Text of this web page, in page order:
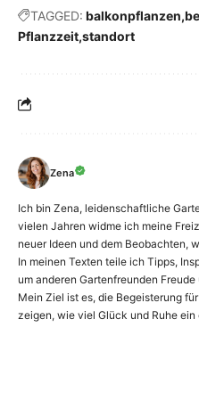
TAGGED: balkonpflanzen
Pflanzzeit standort
Zena
Ich bin Zena, leidenschaftliche
vielen Jahren widme ich meine
neuer Ideen und dem Beobachten,
In meinen Texten teile ich Tipps,
um anderen Gartenfreunden
Mein Ziel ist es, die Begeisterung
zeigen, wie viel Glück und Ruhe